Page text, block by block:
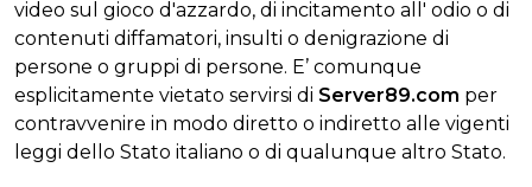
video sul gioco d'azzardo, di incitamento all' odio o di
contenuti diffamatori, insulti o denigrazione di
persone o gruppi di persone. E’ comunque
esplicitamente vietato servirsi di Server89.com per
contravvenire in modo diretto o indiretto alle vigenti
leggi dello Stato italiano o di qualunque altro Stato.